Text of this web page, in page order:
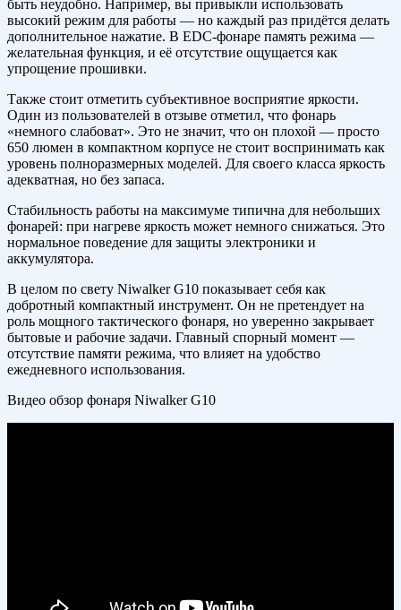
быть неудобно. Например, вы привыкли использовать
высокий режим для работы — но каждый раз придётся делать
дополнительное нажатие. В EDC-фонаре память режима —
желательная функция, и её отсутствие ощущается как
упрощение прошивки.
Также стоит отметить субъективное восприятие яркости.
Один из пользователей в отзыве отметил, что фонарь
«немного слабоват». Это не значит, что он плохой — просто
650 люмен в компактном корпусе не стоит воспринимать как
уровень полноразмерных моделей. Для своего класса яркость
адекватная, но без запаса.
Стабильность работы на максимуме типична для небольших
фонарей: при нагреве яркость может немного снижаться. Это
нормальное поведение для защиты электроники и
аккумулятора.
В целом по свету Niwalker G10 показывает себя как
добротный компактный инструмент. Он не претендует на
роль мощного тактического фонаря, но уверенно закрывает
бытовые и рабочие задачи. Главный спорный момент —
отсутствие памяти режима, что влияет на удобство
ежедневного использования.
Видео обзор фонаря Niwalker G10